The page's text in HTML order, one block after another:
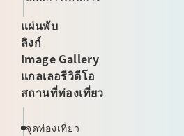
แผ่นพับ
ลิงก์
Image Gallery
แกลเลอรีวิดีโอ
สถานที่ท่องเที่ยว
จุดท่องเที่ยว